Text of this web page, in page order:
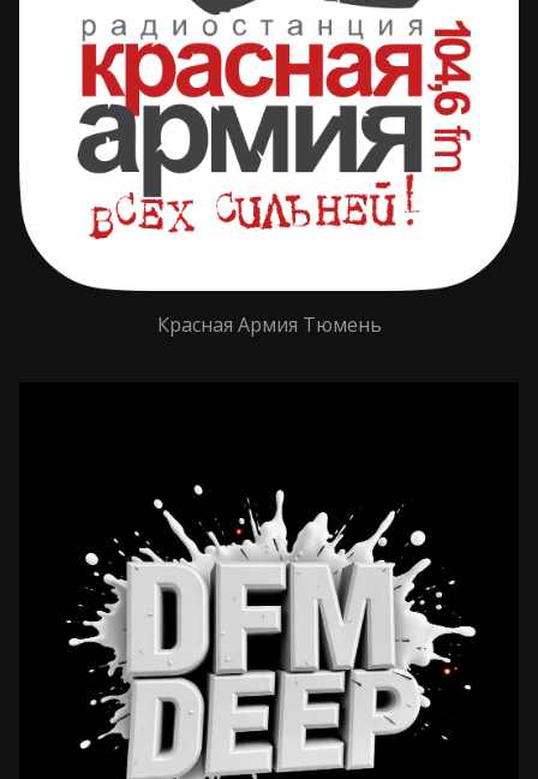
Красная Армия Тюмень